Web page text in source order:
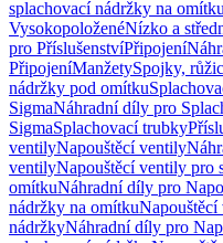
splachovací nádržky na omítku
VysokopoloženéNízko a
pro PříslušenstvíPřipojení
PřipojeníManžetySpojky,
nádržky pod omítku
SigmaNáhradní díly pro
SigmaSplachovací trubky
ventilyNapouštěcí ventily
ventilyNapouštěcí ventily pro
omítkuNáhradní díly pro
nádržky na omítku
nádržkyNáhradní díly pro